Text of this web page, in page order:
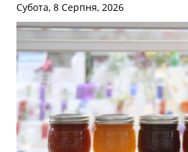
Субота, 8 Серпня, 2026